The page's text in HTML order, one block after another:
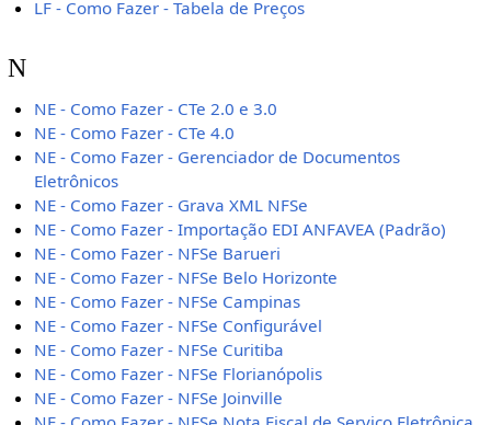
LF - Como Fazer - Tabela de Preços
N
NE - Como Fazer - CTe 2.0 e 3.0
NE - Como Fazer - CTe 4.0
NE - Como Fazer - Gerenciador de Documentos
Eletrônicos
NE - Como Fazer - Grava XML NFSe
NE - Como Fazer - Importação EDI ANFAVEA (Padrão)
NE - Como Fazer - NFSe Barueri
NE - Como Fazer - NFSe Belo Horizonte
NE - Como Fazer - NFSe Campinas
NE - Como Fazer - NFSe Configurável
NE - Como Fazer - NFSe Curitiba
NE - Como Fazer - NFSe Florianópolis
NE - Como Fazer - NFSe Joinville